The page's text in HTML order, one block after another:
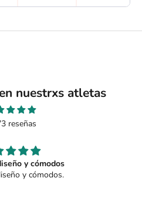
nuestrxs atletas
reseñas
TOP